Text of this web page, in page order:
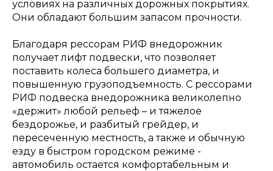
условиях на различных дорожных покрытиях.
Они обладают большим запасом прочности.
Благодаря рессорам РИФ внедорожник
получает лифт подвески, что позволяет
поставить колеса большего диаметра, и
повышенную грузоподъемность. С рессорами
РИФ подвеска внедорожника великолепно
«держит» любой рельеф – и тяжелое
бездорожье, и разбитый грейдер, и
пересеченную местность, а также и обычную
езду в быстром городском режиме -
автомобиль остается комфортабельным и